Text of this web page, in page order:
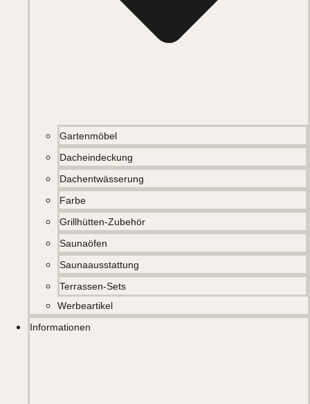
Gartenmöbel
Dacheindeckung
Dachentwässerung
Farbe
Grillhütten-Zubehör
Saunaöfen
Saunaausstattung
Terrassen-Sets
Werbeartikel
Informationen